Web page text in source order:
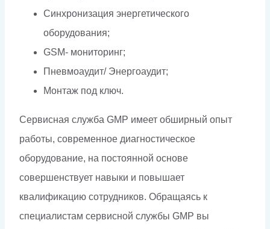
Синхронизация энергетического
оборудования;
GSM- мониторинг;
Пневмоаудит/ Энергоаудит;
Монтаж под ключ.
Сервисная служба GMP имеет обширный опыт
работы, современное диагностическое
оборудование, на постоянной основе
совершенствует навыки и повышает
квалификацию сотрудников. Обращаясь к
специалистам сервисной службы GMP вы